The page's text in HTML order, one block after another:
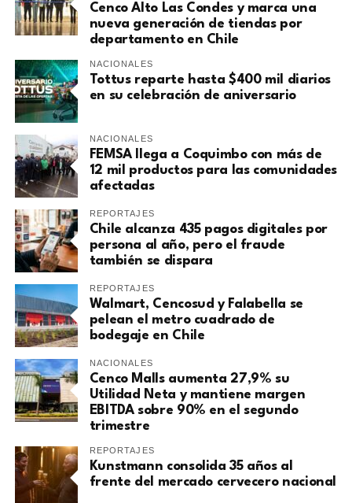
Cenco Alto Las Condes y marca una
nueva generación de tiendas por
departamento en Chile
NACIONALES
Tottus reparte hasta $400 mil diarios
en su celebración de aniversario
NACIONALES
FEMSA llega a Coquimbo con más de
12 mil productos para las comunidades
afectadas
REPORTAJES
Chile alcanza 435 pagos digitales por
persona al año, pero el fraude
también se dispara
REPORTAJES
Walmart, Cencosud y Falabella se
pelean el metro cuadrado de
bodegaje en Chile
NACIONALES
Cenco Malls aumenta 27,9% su
Utilidad Neta y mantiene margen
EBITDA sobre 90% en el segundo
trimestre
REPORTAJES
Kunstmann consolida 35 años al
frente del mercado cervecero nacional